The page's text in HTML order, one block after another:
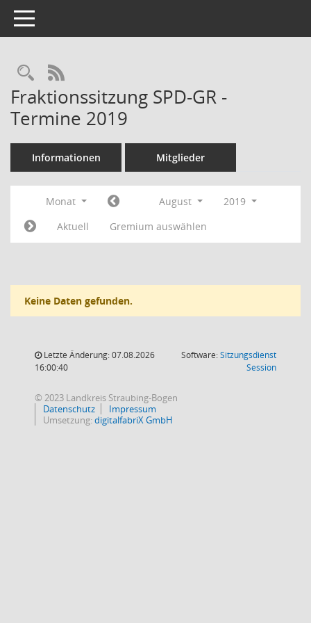
Toggle navigation
RSS-Feed
Fraktionssitzung SPD-GR -
Termine 2019
Informationen Mitglieder
Monat August
2019
Aktuell
Gremium auswählen
Keine Daten gefunden.
Letzte Änderung: 07.08.2026
16:00:40
Software:Sitzungsdienst
Session(Wird in
© 2023 Landkreis Straubing-Bogen
Datenschutz
Impressum
Umsetzung:digitalfabriX GmbH